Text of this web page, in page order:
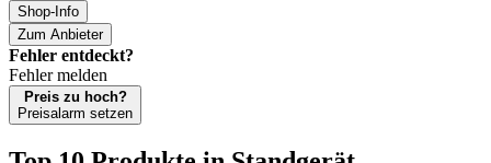
Shop-Info
Zum Anbieter
Fehler entdeckt?
Fehler melden
Preis zu hoch?
Preisalarm setzen